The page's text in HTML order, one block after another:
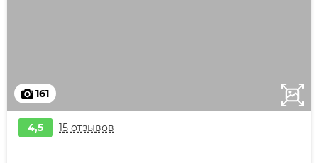
161
4,5 15 отзывов